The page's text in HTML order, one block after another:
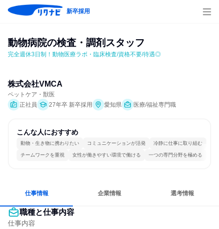
新卒採用
動物病院の検査・調剤スタッフ
完全週休3日制！動物医療ラボ・臨床検査/資格不要/待遇◎
株式会社VMCA
ペットケア・獣医
正社員
27年卒 新卒採用 愛知県 医療/福祉専門職
こんな人におすすめ
動物・生き物に携わりたい コミュニケーションが活発 冷静に仕事に取り組む
チームワークを重視 女性が働きやすい環境で働ける 一つの専門分野を極める
仕事情報 企業情報 選考情報
職種と仕事内容
仕事内容